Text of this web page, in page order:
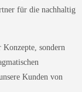
für die nachhaltig
sondern
Kunden von